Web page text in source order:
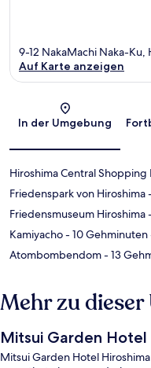
9-12 NakaMachi Naka-
Auf Karte anzeigen
In der Umgebung
Hiroshima Central Shopping
Friedenspark von Hiroshima
Friedensmuseum Hiroshima
Kamiyacho- 10 Gehminuten
Atombombendom- 13
Mehr zu
Mitsui Garden Hotel
Mitsui Garden Hotel